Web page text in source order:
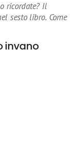
ricordate? Il
sesto libro. Come
invano